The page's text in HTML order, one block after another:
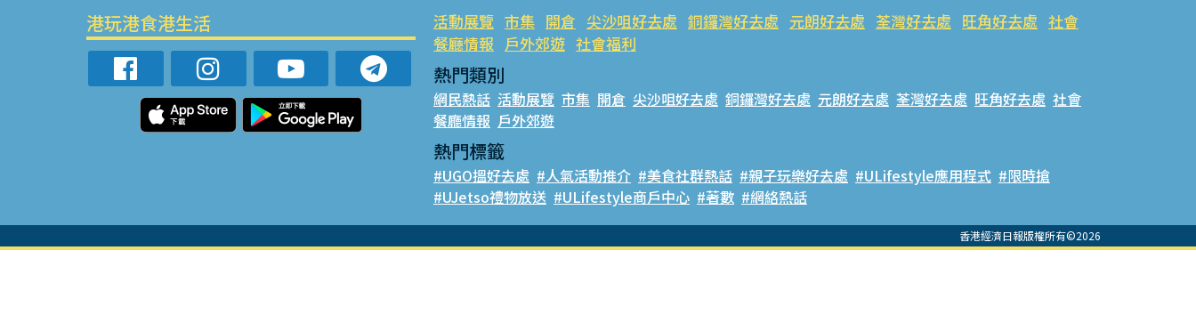
港玩港食港生活 活動展覽 市集 開倉 尖沙咀好去處 銅鑼灣好去處 元朗好去處 荃灣好去處 旺角好去處 社會
餐廳情報 戶外郊遊 社會福利
熱門類別
網民熱話 活動展覽 市集 開倉 尖沙咀好去處 銅鑼灣好去處 元朗好去處 荃灣好去處 旺角好去處 社會
餐廳情報 戶外郊遊
熱門標籤
#UGO搵好去處 #人氣活動推介 #美食社群熱話 #親子玩樂好去處 #ULifestyle應用程式 #限時搶
#UJetso禮物放送 #ULifestyle商戶中心 #著數 #網絡熱話
香港經濟日報版權所有©2026